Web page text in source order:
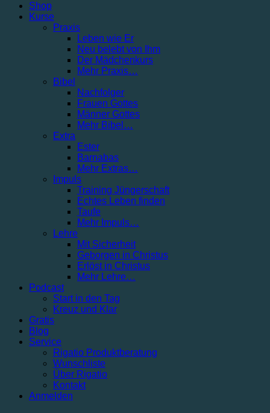
Shop
Kurse
Praxis
Leben wie Er
Neu belebt von Ihm
Der Mädchenkurs
Mehr Praxis…
Bibel
Nachfolger
Frauen Gottes
Männer Gottes
Mehr Bibel…
Extra
Ester
Barnabas
Mehr Extras…
Impuls
Training Jüngerschaft
Echtes Leben finden
Taufe
Mehr Impuls…
Lehre
Mit Sicherheit
Geborgen in Christus
Erlöst in Christus
Mehr Lehre…
Podcast
Start in den Tag
Kreuz und Klar
Gratis
Blog
Service
Rigatio Produktberatung
Wunschliste
Über Rigatio
Kontakt
Anmelden